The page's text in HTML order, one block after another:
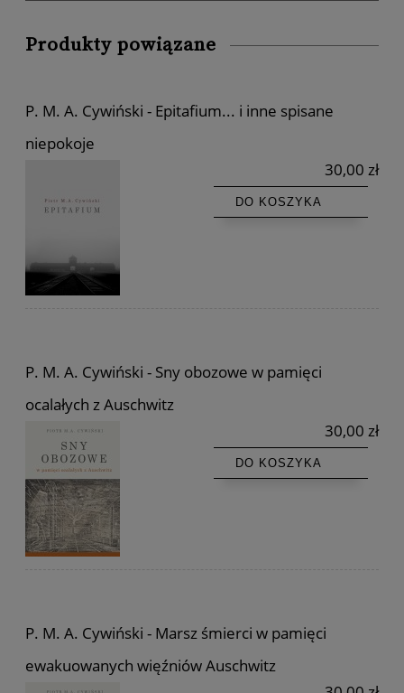
Produkty powiązane
P. M. A. Cywiński - Epitafium... i inne spisane
niepokoje
30,00 zł
DO KOSZYKA
P. M. A. Cywiński - Sny obozowe w pamięci
ocalałych z Auschwitz
30,00 zł
DO KOSZYKA
P. M. A. Cywiński - Marsz śmierci w pamięci
ewakuowanych więźniów Auschwitz